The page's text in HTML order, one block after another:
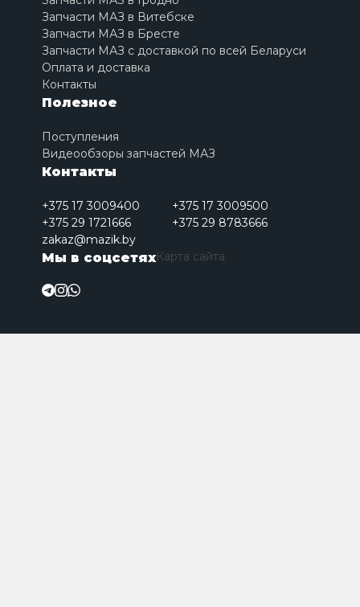
Запчасти МАЗ в Витебске
Запчасти МАЗ в Бресте
Запчасти МАЗ с доставкой по всей Беларуси
Оплата и доставка
Контакты
Полезное
Поступления
Видеообзоры запчастей МАЗ
Контакты
+375 17 3009400
+375 17 3009500
+375 29 1721666
+375 29 8783666
zakaz@mazik.by
Мы в соцсетяхКарта сайта